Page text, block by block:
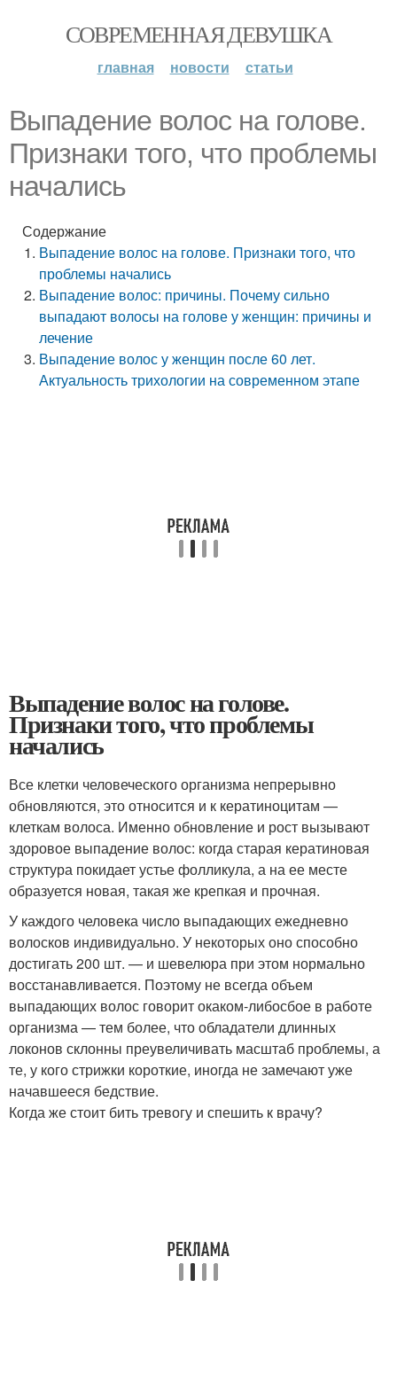
СОВРЕМЕННАЯ ДЕВУШКА
главная новости статьи
Выпадение волос на голове.
Признаки того, что проблемы
начались
Содержание
Выпадение волос на голове. Признаки того, что
проблемы начались
Выпадение волос: причины. Почему сильно
выпадают волосы на голове у женщин: причины и
лечение
Выпадение волос у женщин после 60 лет.
Актуальность трихологии на современном этапе
Выпадение волос на голове.
Признаки того, что проблемы
начались
Все клетки человеческого организма непрерывно
обновляются, это относится и к кератиноцитам —
клеткам волоса. Именно обновление и рост вызывают
здоровое выпадение волос: когда старая кератиновая
структура покидает устье фолликула, а на ее месте
образуется новая, такая же крепкая и прочная.
У каждого человека число выпадающих ежедневно
волосков индивидуально. У некоторых оно способно
достигать 200 шт. — и шевелюра при этом нормально
восстанавливается. Поэтому не всегда объем
выпадающих волос говорит окаком-либосбое в работе
организма — тем более, что обладатели длинных
локонов склонны преувеличивать масштаб проблемы, а
те, у кого стрижки короткие, иногда не замечают уже
начавшееся бедствие.
Когда же стоит бить тревогу и спешить к врачу?